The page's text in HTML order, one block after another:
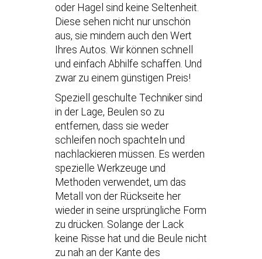
oder Hagel sind keine Seltenheit.
Diese sehen nicht nur unschön
aus, sie mindern auch den Wert
Ihres Autos. Wir können schnell
und einfach Abhilfe schaffen. Und
zwar zu einem günstigen Preis!
Speziell geschulte Techniker sind
in der Lage, Beulen so zu
entfernen, dass sie weder
schleifen noch spachteln und
nachlackieren müssen. Es werden
spezielle Werkzeuge und
Methoden verwendet, um das
Metall von der Rückseite her
wieder in seine ursprüngliche Form
zu drücken. Solange der Lack
keine Risse hat und die Beule nicht
zu nah an der Kante des